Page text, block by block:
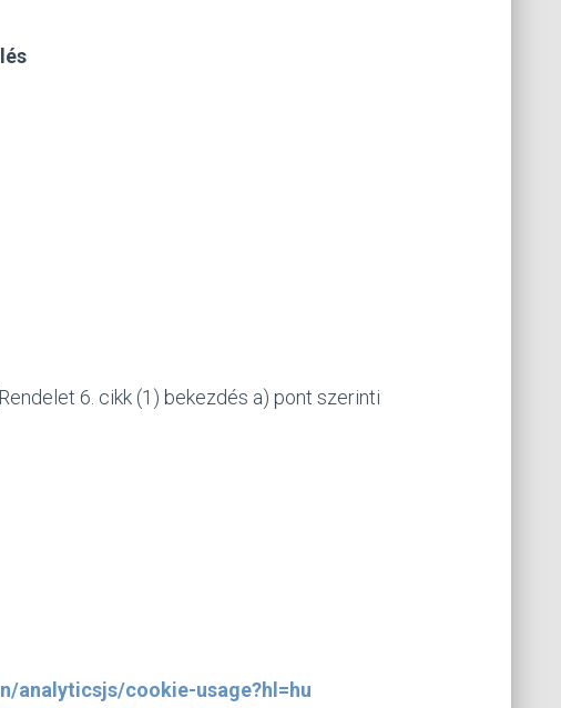
6. cikk (1) bekezdés a) pont szerinti
analyticsjs/cookie-usage?hl=hu